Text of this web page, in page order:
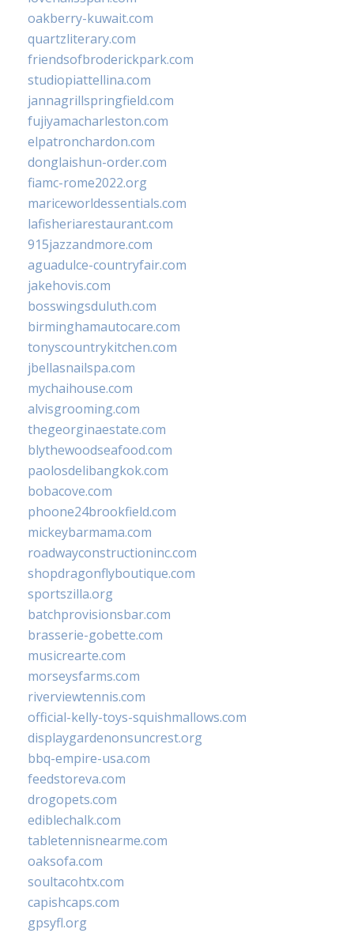
oakberry-kuwait.com
quartzliterary.com
friendsofbroderickpark.com
studiopiattellina.com
jannagrillspringfield.com
fujiyamacharleston.com
elpatronchardon.com
donglaishun-order.com
fiamc-rome2022.org
mariceworldessentials.com
lafisheriarestaurant.com
915jazzandmore.com
aguadulce-countryfair.com
jakehovis.com
bosswingsduluth.com
birminghamautocare.com
tonyscountrykitchen.com
jbellasnailspa.com
mychaihouse.com
alvisgrooming.com
thegeorginaestate.com
blythewoodseafood.com
paolosdelibangkok.com
bobacove.com
phoone24brookfield.com
mickeybarmama.com
roadwayconstructioninc.com
shopdragonflyboutique.com
sportszilla.org
batchprovisionsbar.com
brasserie-gobette.com
musicrearte.com
morseysfarms.com
riverviewtennis.com
official-kelly-toys-squishmallows.com
displaygardenonsuncrest.org
bbq-empire-usa.com
feedstoreva.com
drogopets.com
ediblechalk.com
tabletennisnearme.com
oaksofa.com
soultacohtx.com
capishcaps.com
gpsyfl.org